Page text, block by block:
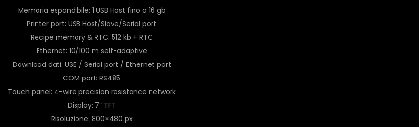
Memoria espandibile: 1 USB Host fino a 16 gb
Printer port: USB Host/Slave/Serial port
Recipe memory & RTC: 512 kb + RTC
Ethernet: 10/100 m self-adaptive
Download dati: USB / Serial port / Ethernet port
COM port: RS485
Touch panel: 4-wire precision resistance network
Display: 7” TFT
Risoluzione: 800×480 px